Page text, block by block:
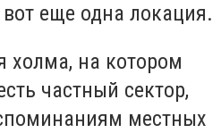
еще одна локация.
холма, на котором
частный сектор,
местных